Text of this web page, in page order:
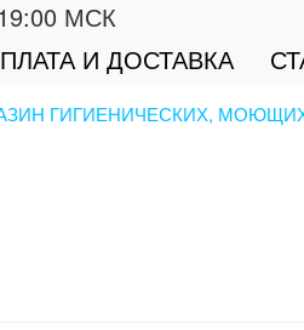
МСК
И ДОСТАВКА